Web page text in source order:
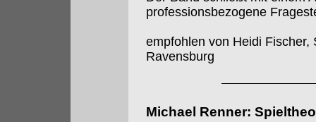
professionsbezogene
empfohlen von Heidi
Ravensburg
Michael Renner: